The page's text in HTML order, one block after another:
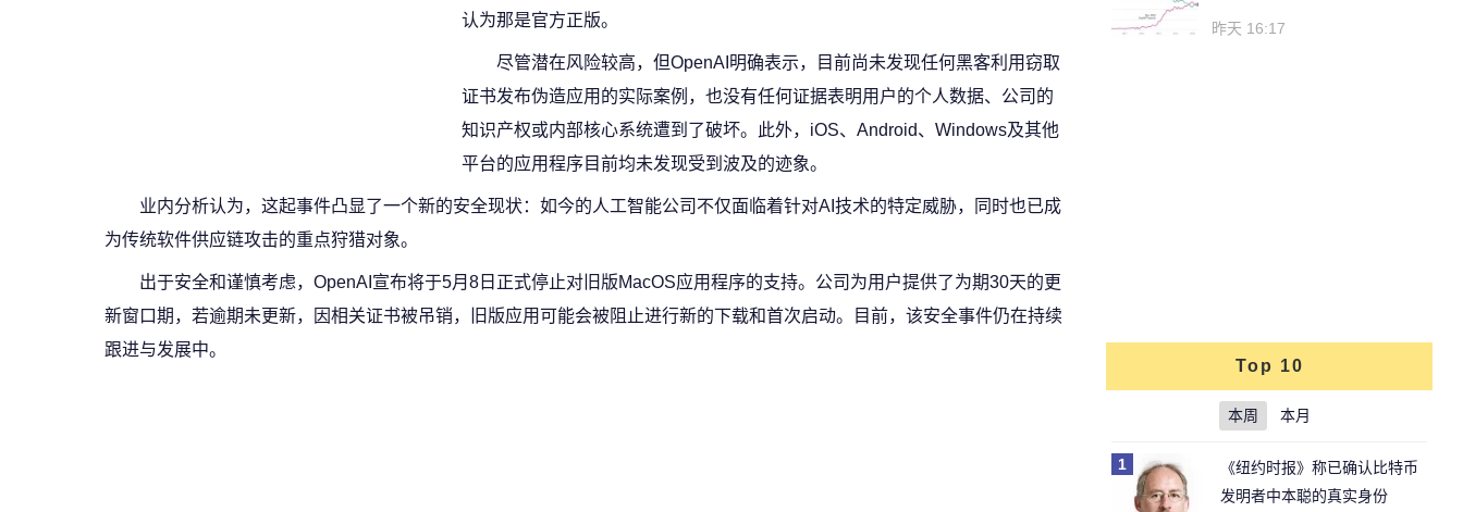
认为那是官方正版。
尽管潜在风险较高，但OpenAI明确表示，目前尚未发现任何黑客利用窃取
证书发布伪造应用的实际案例，也没有任何证据表明用户的个人数据、公司的
知识产权或内部核心系统遭到了破坏。此外，iOS、Android、Windows及其他
平台的应用程序目前均未发现受到波及的迹象。
业内分析认为，这起事件凸显了一个新的安全现状：如今的人工智能公司不仅面临着针对AI技术的特定威胁，同时也已成
为传统软件供应链攻击的重点狩猎对象。
出于安全和谨慎考虑，OpenAI宣布将于5月8日正式停止对旧版MacOS应用程序的支持。公司为用户提供了为期30天的更
新窗口期，若逾期未更新，因相关证书被吊销，旧版应用可能会被阻止进行新的下载和首次启动。目前，该安全事件仍在持续
跟进与发展中。
昨天 16:17
Top 10
本周 本月
1
《纽约时报》称已确认比特币
发明者中本聪的真实身份